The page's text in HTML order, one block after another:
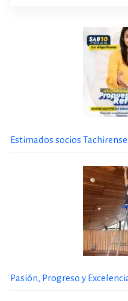
Estimados socios
Pasión, Progreso y